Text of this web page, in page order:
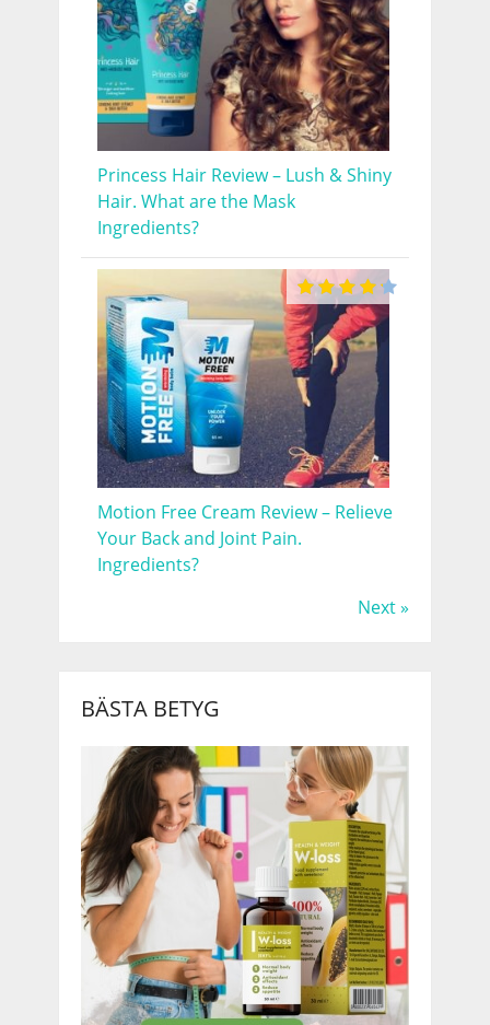
Princess Hair Review – Lush & Shiny
Hair. What are the Mask
Ingredients?
Motion Free Cream Review – Relieve
Your Back and Joint Pain.
Ingredients?
Next »
BÄSTA BETYG